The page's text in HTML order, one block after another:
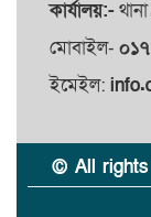
কার্যালয়:-
মোবাইল-
ইমেইল:
© All rights